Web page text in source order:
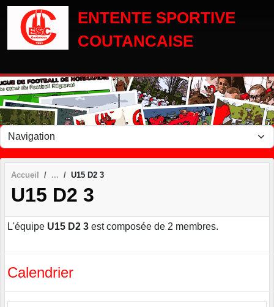
ENTENTE SPORTIVE
COUTANCAISE
Accueil U15 D2 3
U15 D2 3
L'équipe U15 D2 3 est composée de 2 membres.
Calendrier
Panneau de gestion des cookies